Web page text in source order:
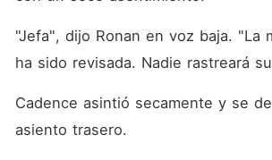
"Jefa", dijo Ronan en voz baja. "La
ha sido revisada. Nadie rastreará
Cadence asintió secamente y se
asiento trasero.